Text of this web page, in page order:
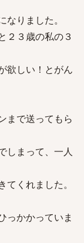
りました。
２３歳の私の３
欲しい！とがん
まで送ってもら
しまって、一人
くれました。
っかかっていま